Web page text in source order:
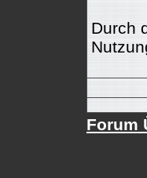
Durch
Forum